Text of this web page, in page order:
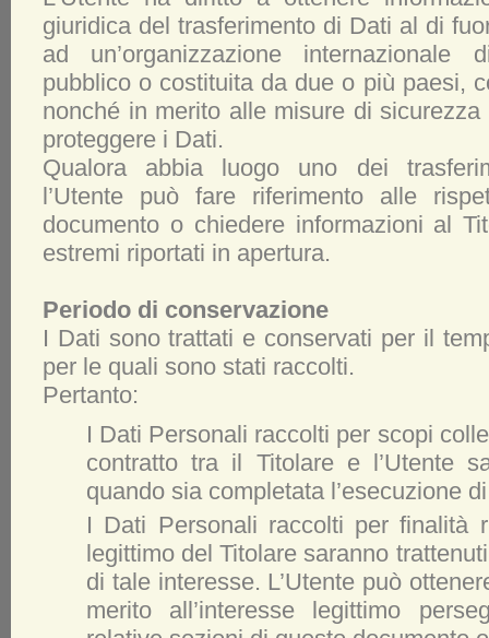
giuridica del trasferimento di Dati al di
ad un’organizzazione internazionale
pubblico o costituita da due o più paesi,
nonché in merito alle misure di
proteggere i Dati.
Qualora abbia luogo uno dei
l’Utente può fare riferimento alle
documento o chiedere informazioni al
estremi riportati in apertura.
Periodo di conservazione
I Dati sono trattati e conservati per il
per le quali sono stati raccolti.
Pertanto:
I Dati Personali raccolti per scopi
contratto tra il Titolare e l’Utente
quando sia completata l’esecuzione
I Dati Personali raccolti per finalità
legittimo del Titolare saranno
di tale interesse. L’Utente può
merito all’interesse legittimo